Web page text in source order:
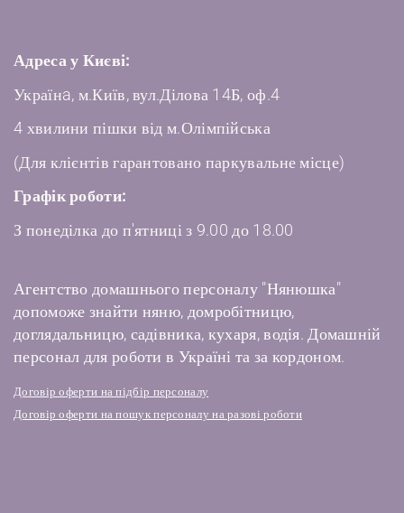
Адреса у Києві:
Українa, м.Київ, вул.Ділова 14Б, оф.4
4 хвилини пішки від м.Олімпійська
(Для клієнтів гарантовано паркувальне місце)
Графік роботи:
З понеділка до п'ятниці з 9.00 до 18.00
Агентство домашнього персоналу "Нянюшка"
допоможе знайти няню, домробітницю,
доглядальницю, садівника, кухаря, водія. Домашній
персонал для роботи в Україні та за кордоном.
Договір оферти на підбір персоналу
Договір оферти на пошук персоналу на разові роботи